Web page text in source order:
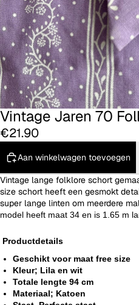
Vintage Jaren 70
€21.90
Aan winkelwagen toevoegen
Vintage lange folklore schort
size schort heeft een gesmokt
super lange linten om meerdere
model heeft maat 34 en is 1.65 m
Productdetails
Geschikt voor maat free size
Kleur; Lila en wit
Totale lengte 94 cm
Materiaal; Katoen